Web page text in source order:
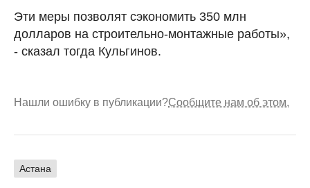
Эти меры позволят сэкономить 350 млн
долларов на строительно-монтажные работы»,
- сказал тогда Кульгинов.
Нашли ошибку в публикации?Сообщите нам об этом.
Астана